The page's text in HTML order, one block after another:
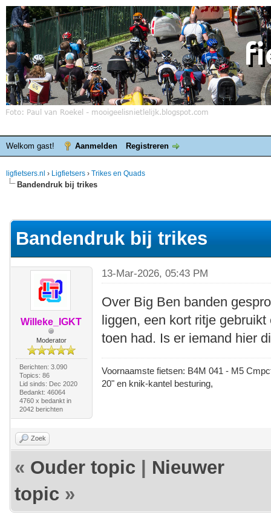
Welkom gast! Aanmelden Registreren
ligfietsers.nl › Ligfietsers › Trikes en Quads
Bandendruk bij trikes
Bandendruk bij trikes
Willeke_IGKT
Moderator
Berichten: 3.090
Topics: 86
Lid sinds: Dec 2020
Bedankt: 46064
4760 x bedankt in
2042 berichten
13-Mar-2026, 05:43 PM
Over Big Ben banden
liggen, een kort ritje
toen had. Is er iemand hier
Voornaamste fietsen: B4M 041 - M5
20" en knik-kantel besturing,
Zoek
« Ouder topic
Nieuwer
topic »